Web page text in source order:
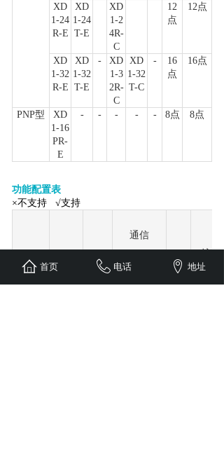
XD
1-24
R-E
XD
1-24
T-E
XD
1-2
4R-
C
12
点
12点
XD
1-32
R-E
XD
1-32
T-E
-
XD
1-3
2R-
C
XD
1-32
T-C
-
16
点
16点
PNP型
XD
1-16
PR-
E
- - - - - 8点 8点
功能配置表
×不支持 √支持
系列
USB
口
232
口
通信
扩
展
模
展
自
首页 电话 地址